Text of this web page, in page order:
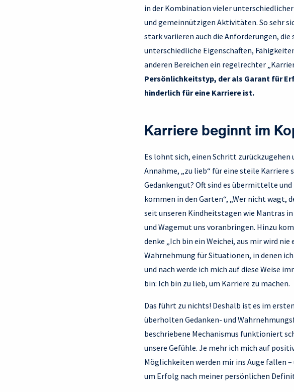
in der Kombination vieler
und gemeinnützigen Aktivitäten. So sehr
stark variieren auch die Anforderungen,
unterschiedliche Eigenschaften,
anderen Bereichen ein regelrechter
Persönlichkeitstyp, der als Garant für
hinderlich für eine Karriere ist.
Karriere beginnt im
Es lohnt sich, einen Schritt zurückzugehen
Annahme, „zu lieb“ für eine steile Karriere
Gedankengut? Oft sind es übermittelte
kommen in den Garten“, „Wer nicht wagt,
seit unseren Kindheitstagen wie Mantras
und Wagemut uns voranbringen. Hinzu
denke „Ich bin ein Weichei, aus mir wird
Wahrnehmung für Situationen, in denen
und nach werde ich mich auf diese Weise
bin: Ich bin zu lieb, um Karriere zu machen.
Das führt zu nichts! Deshalb ist es im
überholten Gedanken- und
beschriebene Mechanismus funktioniert
unsere Gefühle. Je mehr ich mich auf
Möglichkeiten werden mir ins Auge fallen –
um Erfolg nach meiner persönlichen